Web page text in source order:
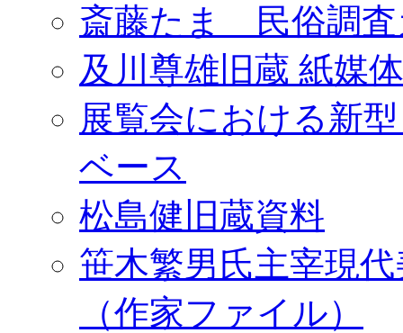
斎藤たま 民俗調査
及川尊雄旧蔵 紙媒
展覧会における新
ベース
松島健旧蔵資料
笹木繁男氏主宰現
（作家ファイル）